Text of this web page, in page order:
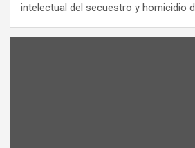
intelectual del secuestro y homicidio